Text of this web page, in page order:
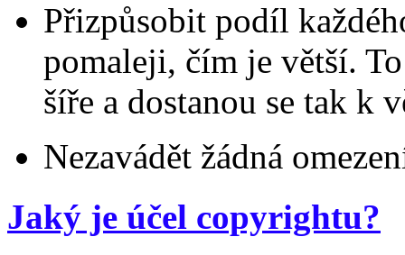
Přizpůsobit podíl
pomaleji, čím je větší.
šíře a dostanou se tak k
Nezavádět žádná
Jaký je účel copyrightu?